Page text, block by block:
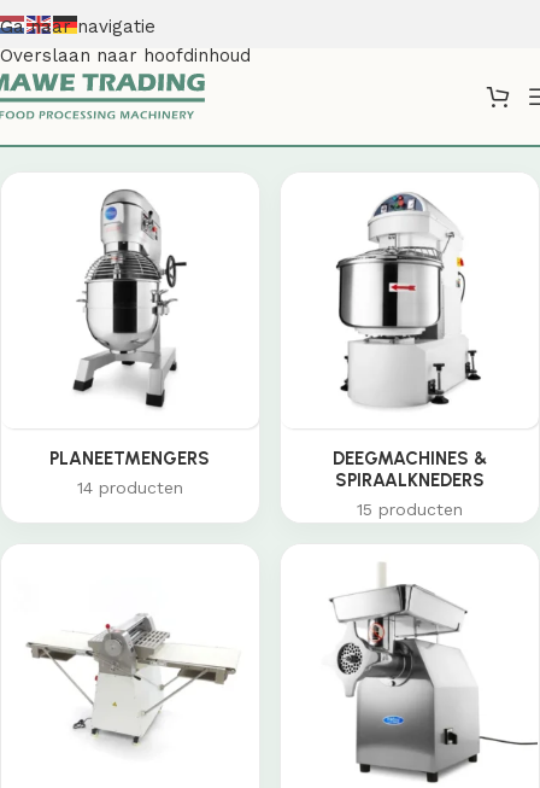
Ga naar navigatie
Overslaan naar hoofdinhoud
PLANEETMENGERS
14 producten
DEEGMACHINES &
SPIRAALKNEDERS
15 producten